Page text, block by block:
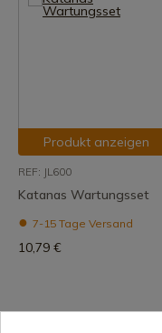
Produkt anzeigen
REF: JL600
Katanas Wartungsset
7-15 Tage Versand
10,79 €